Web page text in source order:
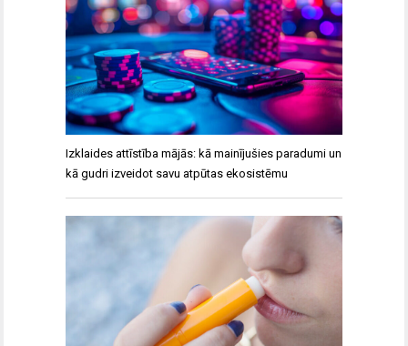
Izklaides attīstība mājās: kā mainījušies paradumi un
kā gudri izveidot savu atpūtas ekosistēmu